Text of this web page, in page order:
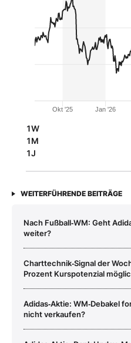
Okt '25 Jan '26
1W
1M
1J
WEITERFÜHRENDE BEITRÄGE
Nach Fußball‑WM: Geht
weiter?
Charttechnik‑Signal der
Prozent Kurspotenzial
Adidas‑Aktie: WM‑Debakel
nicht verkaufen?